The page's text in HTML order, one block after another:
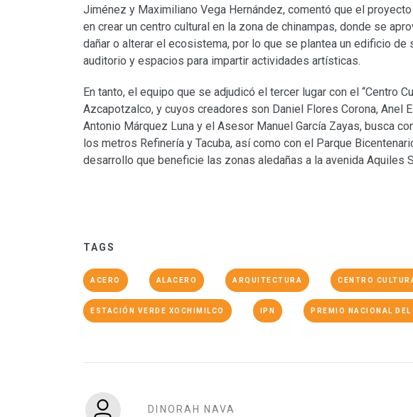
Jiménez y Maximiliano Vega Hernández, comentó que el
en crear un centro cultural en la zona de chinampas, donde se
dañar o alterar el ecosistema, por lo que se plantea un edificio de
auditorio y espacios para impartir actividades artísticas.
En tanto, el equipo que se adjudicó el tercer lugar con el “Centro
Azcapotzalco, y cuyos creadores son Daniel Flores Corona, Anel
Antonio Márquez Luna y el Asesor Manuel García Zayas, busca
los metros Refinería y Tacuba, así como con el Parque
desarrollo que beneficie las zonas aledañas a la avenida Aquiles
TAGS
ACERO ALACERO ARQUITECTURA CENTRO
ESTACIÓN VERDE XOCHIMILCO IPN PREMIO NACIONAL DEL
DINORAH NAVA